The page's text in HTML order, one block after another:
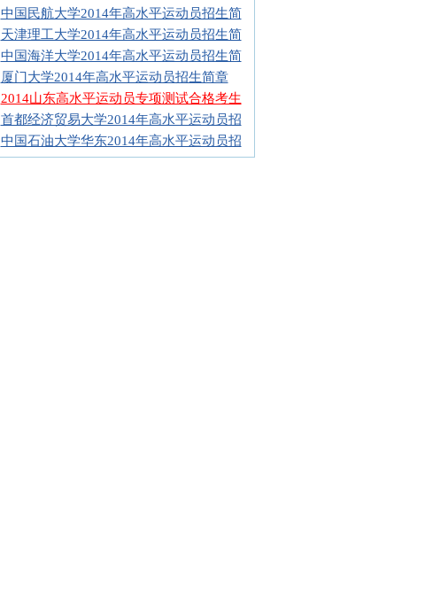
中国民航大学2014年高水平运动员招生简
天津理工大学2014年高水平运动员招生简
中国海洋大学2014年高水平运动员招生简
厦门大学2014年高水平运动员招生简章
2014山东高水平运动员专项测试合格考生
首都经济贸易大学2014年高水平运动员招
中国石油大学华东2014年高水平运动员招